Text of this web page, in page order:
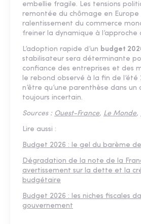
embellie fragile. Les tensions
remontée du chômage en Europe
ralentissement du commerce
freiner la dynamique à l’approche
L’adoption rapide d’un budget
stabilisateur sera déterminante
confiance des entreprises et des
le rebond observé à la fin de l’été
n’être qu’une parenthèse dans un
toujours incertain.
Sources : Ouest-France, Le Monde,
Lire aussi :
Budget 2026 : le gel du barème
Dégradation de la note de la
avertissement sur la dette et la
budgétaire
Budget 2026 : les niches fiscales
gouvernement